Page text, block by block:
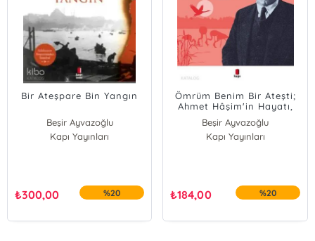
Bir Ateşpare Bin Yangın
Beşir Ayvazoğlu
Kapı Yayınları
₺300,00 %20
Ömrüm Benim Bir Ateşti;
Ahmet Hâşim'in Hayatı,
Sanatı, Estetiği, Dramı
Beşir Ayvazoğlu
Kapı Yayınları
₺184,00 %20